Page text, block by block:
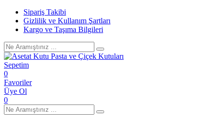
Sipariş Takibi
Gizlilik ve Kullanım Şartları
Kargo ve Taşıma Bilgileri
Sepetim
0
Favoriler
Üye Ol
0